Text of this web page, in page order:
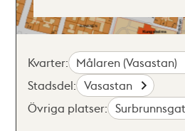
Kvarter: Målaren (Vasastan)
Stadsdel: Vasastan
Övriga platser: